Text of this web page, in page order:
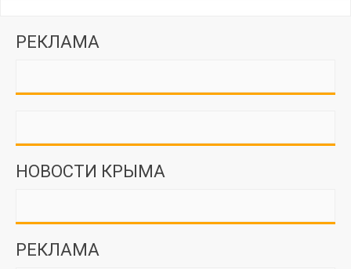
РЕКЛАМА
НОВОСТИ КРЫМА
РЕКЛАМА